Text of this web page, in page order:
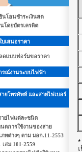
นโอนชำระเงินสด
นโดยบัตรเครดิต
บเสนอราคา
ดแบบฟอร์มขอราคา
รณ์งานระบบไฟฟ้า
ยโทรศัพท์ และสายไฟเบอร์
ยไฟแต่ละชนิด
ดการใช้งานของสาย
ทต่างๆ ตาม มอก.11-2553
เล่ม 101-2559
*